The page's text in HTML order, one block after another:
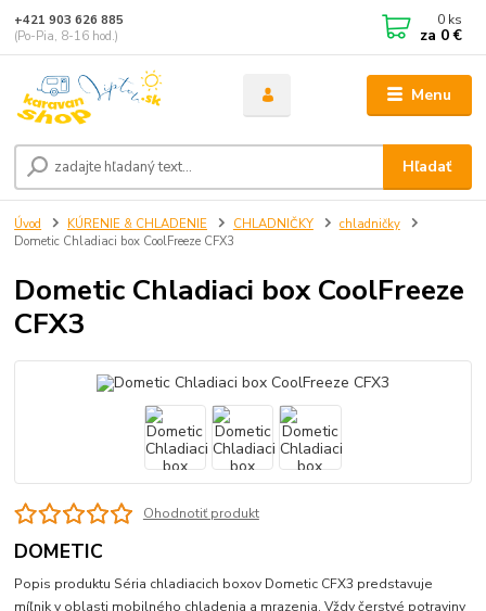
Menu
Hľadať
+421 903 626 885
(Po-Pia, 8-16 hod.)
0 ks
za 0 €
Úvod KÚRENIE & CHLADENIE CHLADNIČKY
chladničky
Dometic Chladiaci box CoolFreeze CFX3
Dometic Chladiaci box CoolFreeze
CFX3
Ohodnotiť produkt
DOMETIC
Popis produktu Séria chladiacich boxov Dometic CFX3 predstavuje
míľnik v oblasti mobilného chladenia a mrazenia. Vždy čerstvé potraviny